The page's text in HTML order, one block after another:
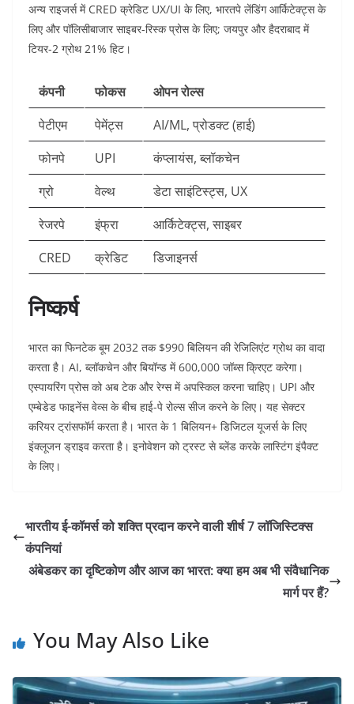
अन्य राइजर्स में CRED क्रेडिट UX/UI के लिए, भारतपे लेंडिंग आर्किटेक्ट्स के
लिए और पॉलिसीबाजार साइबर-रिस्क प्रोस के लिए; जयपुर और हैदराबाद में
टियर-2 ग्रोथ 21% हिट।​
कंपनी फोकस
ओपन रोल्स
पेटीएम
पेमेंट्स
AI/ML, प्रोडक्ट (हाई) ​
फोनपे
UPI
कंप्लायंस, ब्लॉकचेन ​
ग्रो
वेल्थ
डेटा साइंटिस्ट्स, UX ​
रेजरपे
इंफ्रा
आर्किटेक्ट्स, साइबर ​
CRED
क्रेडिट डिजाइनर्स ​
निष्कर्ष
भारत का फिनटेक बूम 2032 तक $990 बिलियन की रेजिलिएंट ग्रोथ का वादा
करता है। AI, ब्लॉकचेन और बियॉन्ड में 600,000 जॉब्स क्रिएट करेगा।
एस्पायरिंग प्रोस को अब टेक और रेग्स में अपस्किल करना चाहिए। UPI और
एम्बेडेड फाइनेंस वेव्स के बीच हाई-पे रोल्स सीज करने के लिए। यह सेक्टर
करियर ट्रांसफॉर्म करता है। भारत के 1 बिलियन+ डिजिटल यूजर्स के लिए
इंक्लूजन ड्राइव करता है। इनोवेशन को ट्रस्ट से ब्लेंड करके लास्टिंग इंपैक्ट
के लिए।
भारतीय ई-कॉमर्स को शक्ति प्रदान करने वाली शीर्ष 7 लॉजिस्टिक्स
कंपनियां
अंबेडकर का दृष्टिकोण और आज का भारत: क्या हम अब भी संवैधानिक
मार्ग पर हैं?
You May Also Like